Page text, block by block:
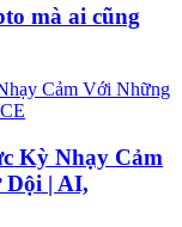
mà ai cũng
Kỳ Nhạy Cảm
| AI,